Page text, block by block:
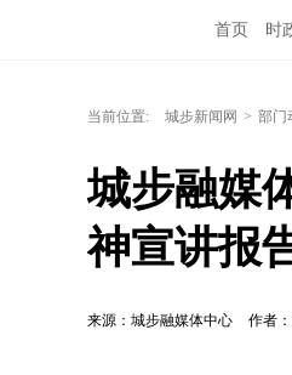
首页 时
当前位置: 城步新闻网 > 部门
城步融媒
神宣讲报
来源：城步融媒体中心 作者